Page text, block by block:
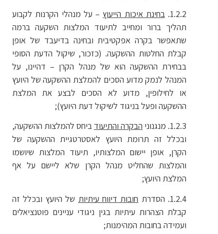
1.2.2. בחינת איכות הייעוץ – על מנהלי הקרנות לקבוע
תהליך ברור ומחייב לתיעוד המלצות השקעה ברמה
שתאפשר בקרה אפקטיבית ובחינה בדיעבד של אופן
קבלת החלטות ההשקעה. (כזכור, שיקול הדעת הסופי
בבחירת ההשקעה הוא של מנהל הקרן – דהיינו, על
המנהל לנמק מדוע הסכים להמלצת ההשקעה של היועץ
או לחילופין, מדוע לא הסכים לבצע את המלצת
ההשקעה ופעל בניגוד לשיקול דעת היועץ);
1.2.3. מנגנוני
הבקרה והתיעוד ביחס להמלצות ההשקעה,
ובכלל זה תרומת היועץ לאסטרטגיית ההשקעה של
הקרן, אופן יישום המלצותיו, תיעוד המלצות שיושמו
והמלצות שהחליט מנהל הקרן שלא ליישם על אף
המלצת היועץ;
1.2.4. הסדרת
חובות דיווח עיתיות של היועץ ובכלל זה
קבלת הצהרות עיתיות בגין ניגודי עניינים פוטנציאלים
ועמידה בחובות המהימנות;